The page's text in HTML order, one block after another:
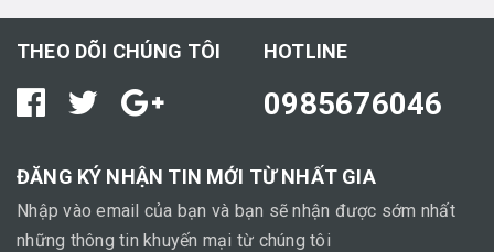
THEO DÕI CHÚNG TÔI HOTLINE
0985676046
ĐĂNG KÝ NHẬN TIN MỚI TỪ NHẤT GIA
Nhập vào email của bạn và bạn sẽ nhận được sớm nhất
những thông tin khuyến mại từ chúng tôi